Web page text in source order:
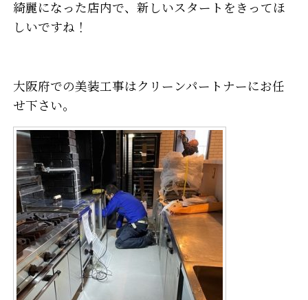
綺麗になった店内で、新しいスタートをきってほ
しいですね！
大阪府での美装工事はクリーンパートナーにお任
せ下さい。